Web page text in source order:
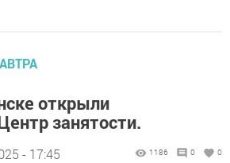
открыли
занятости.
- 17:45 1186 0 0